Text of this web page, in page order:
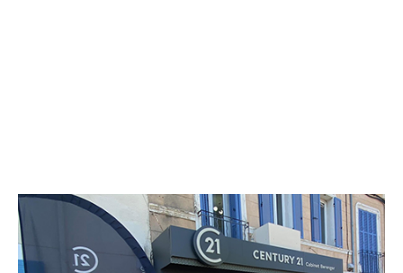
CENTURY 21 Cabinet Berenger
7 boulevard Anatole France